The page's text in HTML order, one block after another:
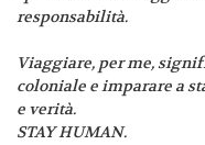
responsabilità.
Viaggiare, per me,
coloniale e imparare a
e verità.
STAY HUMAN.